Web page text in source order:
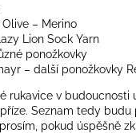
– Merino
Lion Sock Yarn
ponožkovky
– další ponožkovky
rukavice v budoucnosti
Seznam tedy budu
pokud úspěšně